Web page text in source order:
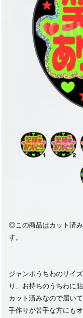
◎この商品はカット済
す。
ジャンボうちわのサイ
り、お持ちのうちわに
カット済みなので届い
手作りが苦手な方にもオ